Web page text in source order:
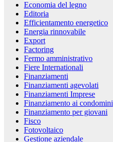
Economia del legno
Editoria
Efficientamento energetico
Energia rinnovabile
Export
Factoring
Fermo amministrativo
Fiere Internationali
Finanziamenti
Finanziamenti agevolati
Finanziamenti Imprese
Finanziamento ai condomini
Finanziamento per giovani
Fisco
Fotovoltaico
Gestione aziendale